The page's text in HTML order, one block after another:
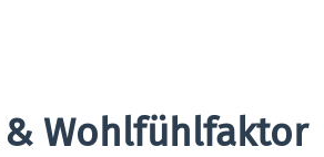
Wohlfühlfaktor